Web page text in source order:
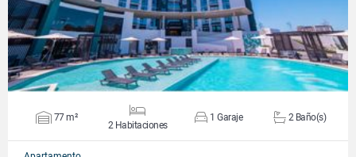
77 m²
2 Habitaciones
1 Garaje 2 Baño(s)